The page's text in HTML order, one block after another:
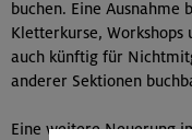
buchen. Eine Ausnahme
Kletterkurse, Workshops
auch künftig für
anderer Sektionen
Eine weitere Neuerung